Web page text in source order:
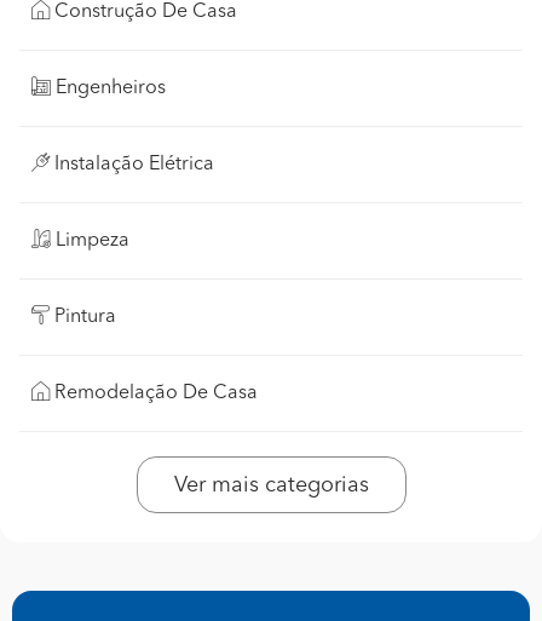
Construção De Casa
Engenheiros
Instalação Elétrica
Limpeza
Pintura
Remodelação De Casa
Ver mais categorias